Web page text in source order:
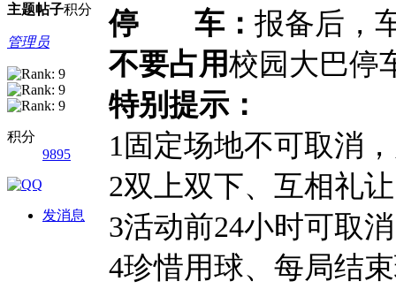
主题帖子积分
管理员
积分
9895
发消息
停 车： 报备后，
不要占用校园大巴停
特别提示：
1固定场地不可取消
2双上双下、互相礼
3活动前24小时可取
4珍惜用球、每局结